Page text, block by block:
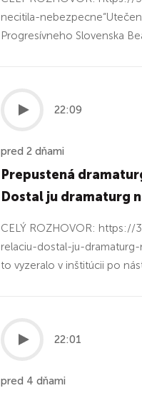
necitila-
Progresívneho Slovenska
22:09
pred 2 dňami
Prepustená
Dostal ju dramaturg
CELÝ ROZHOVOR:
relaciu-dostal-ju-dramaturg-
to vyzeralo v inštitúcii po
22:01
pred 4 dňami